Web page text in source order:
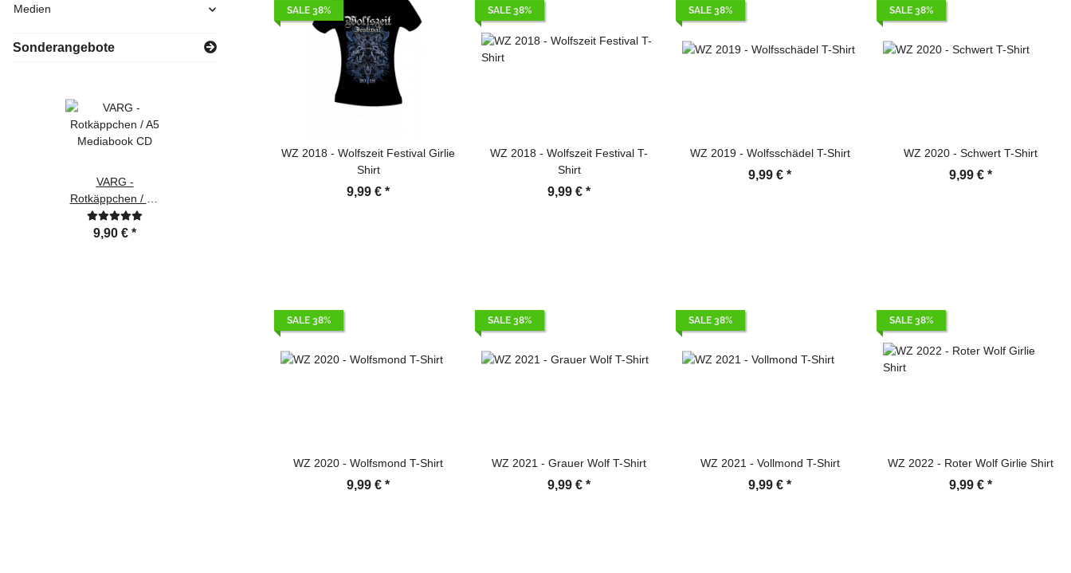
SALE 38%
WZ 2018 - Wolfszeit Festival Girlie
Shirt
9,99 € *
SALE 38%
WZ 2018 - Wolfszeit Festival T-
Shirt
9,99 € *
SALE 38%
WZ 2019 - Wolfsschädel T-Shirt
9,99 € *
SALE 38%
WZ 2020 - Schwert T-Shirt
9,99 € *
SALE 38%
WZ 2020 - Wolfsmond T-Shirt
9,99 € *
SALE 38%
WZ 2021 - Grauer Wolf T-Shirt
9,99 € *
SALE 38%
WZ 2021 - Vollmond T-Shirt
9,99 € *
SALE 38%
WZ 2022 - Roter Wolf Girlie Shirt
9,99 € *
Medien
Sonderangebote
VARG -
Rotkäppchen / A5
Mediabook CD
9,90 € *